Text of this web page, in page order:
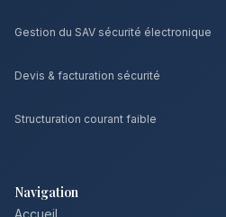
Gestion du SAV sécurité électronique
Devis & facturation sécurité
Structuration courant faible
Navigation
Accueil